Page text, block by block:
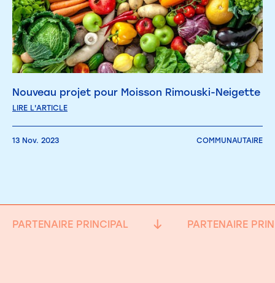
Nouveau projet pour Moisson Rimouski-Neigette
LIRE L'ARTICLE
13 Nov. 2023 COMMUNAUTAIRE
PARTENAIRE PRINCIPAL PARTENAIRE